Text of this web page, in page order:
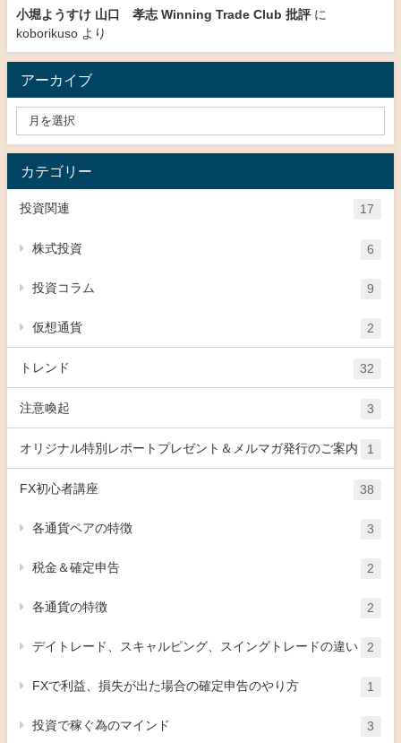
小堀ようすけ 山口 孝志 Winning Trade Club 批評に
koborikuso より
アーカイブ
カテゴリー
投資関連 17
株式投資 6
投資コラム 9
仮想通貨 2
トレンド 32
注意喚起 3
オリジナル特別レポートプレゼント＆メルマガ発行のご案内 1
FX初心者講座 38
各通貨ペアの特徴 3
税金＆確定申告 2
各通貨の特徴 2
デイトレード、スキャルピング、スイングトレードの違い 2
FXで利益、損失が出た場合の確定申告のやり方 1
投資で稼ぐ為のマインド 3